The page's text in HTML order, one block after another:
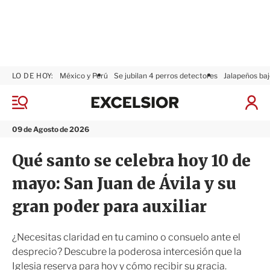
M
n
09 de Agosto de 2026
LO DE HOY: México y Perú Se jubilan 4 perros detectores Jalapeños
I
x
s
i
o
r
Qué santo se celebra hoy 10 de
mayo: San Juan de Ávila y su
gran poder para auxiliar
¿Necesitas claridad en tu camino o consuelo ante el
desprecio? Descubre la poderosa intercesión que la
Iglesia reserva para hoy y cómo recibir su gracia.